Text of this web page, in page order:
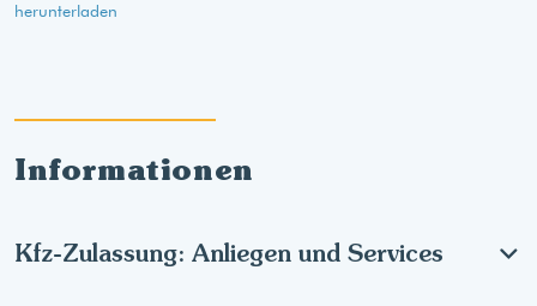
Informationen
Kfz-Zulassung: Anliegen und Services
herunterladen